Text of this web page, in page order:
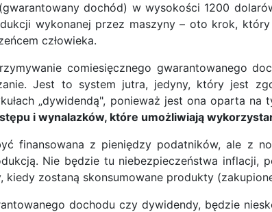
dochód) w wysokości 1200
wykonanej przez maszyny – oto krok,
człowieka.
comiesięcznego gwarantowanego
Jest to system jutra, jedyny, który jest
„dywidendą", ponieważ jest ona oparta na
i wynalazków, które umożliwiają
finansowana z pieniędzy podatników, ale z
Nie będzie tu niebezpieczeństwa inflacji,
kiedy zostaną skonsumowane produkty
dochodu czy dywidendy, będzie